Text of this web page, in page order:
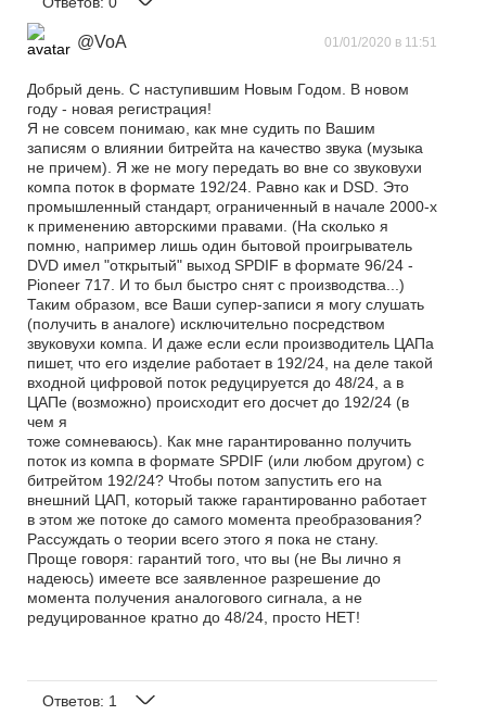
@VoA 01/01/2020 в 11:51
Добрый день. С наступившим Новым Годом. В новом
году - новая регистрация!
Я не совсем понимаю, как мне судить по Вашим
записям о влиянии битрейта на качество звука (музыка
не причем). Я же не могу передать во вне со звуковухи
компа поток в формате 192/24. Равно как и DSD. Это
промышленный стандарт, ограниченный в начале 2000-х
к применению авторскими правами. (На сколько я
помню, например лишь один бытовой проигрыватель
DVD имел "открытый" выход SPDIF в формате 96/24 -
Pioneer 717. И то был быстро снят с производства...)
Таким образом, все Ваши супер-записи я могу слушать
(получить в аналоге) исключительно посредством
звуковухи компа. И даже если если производитель ЦАПа
пишет, что его изделие работает в 192/24, на деле такой
входной цифровой поток редуцируется до 48/24, а в
ЦАПе (возможно) происходит его досчет до 192/24 (в
чем я
тоже сомневаюсь). Как мне гарантированно получить
поток из компа в формате SPDIF (или любом другом) с
битрейтом 192/24? Чтобы потом запустить его на
внешний ЦАП, который также гарантированно работает
в этом же потоке до самого момента преобразования?
Рассуждать о теории всего этого я пока не стану.
Проще говоря: гарантий того, что вы (не Вы лично я
надеюсь) имеете все заявленное разрешение до
момента получения аналогового сигнала, а не
редуцированное кратно до 48/24, просто НЕТ!
Ответов: 1